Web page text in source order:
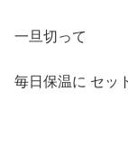
一旦切って
毎日保温に セッ